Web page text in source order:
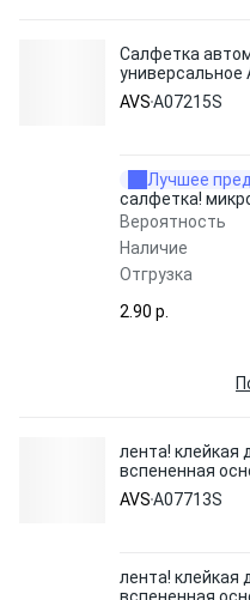
Салфетка
универсальное
1 шт.
AVSA07215S
Лучшее
салфетка!
Вероятность
Наличие
Отгрузка
2.90 p.
лента! клейкая
вспененная
AVSA07713S
лента! клейкая